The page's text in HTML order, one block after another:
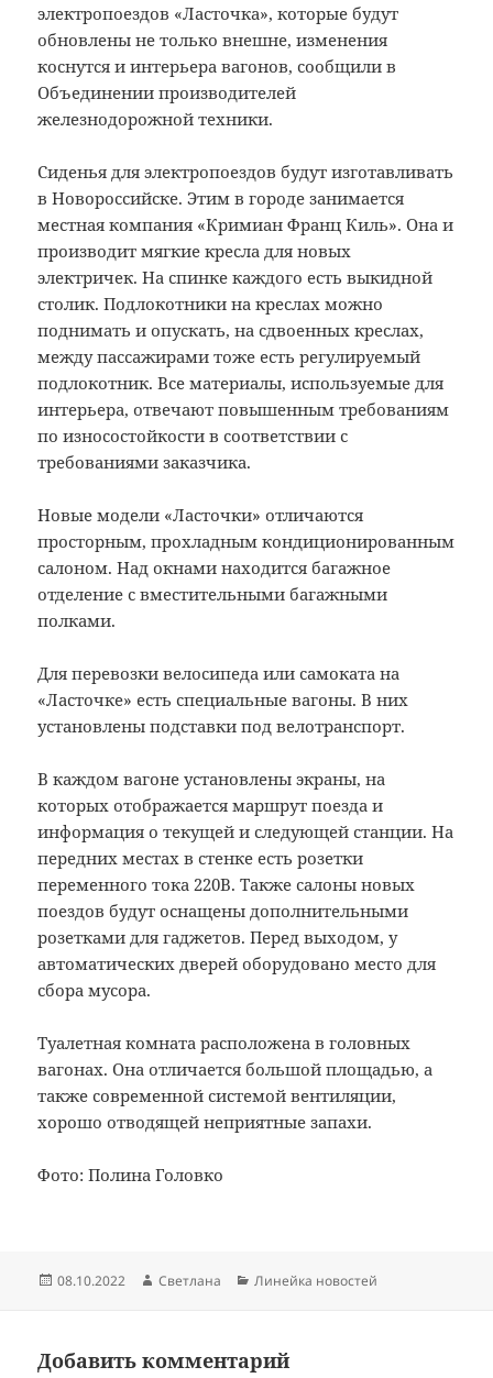
электропоездов «Ласточка», которые будут
обновлены не только внешне, изменения
коснутся и интерьера вагонов, сообщили в
Объединении производителей
железнодорожной техники.
Сиденья для электропоездов будут изготавливать
в Новороссийске. Этим в городе занимается
местная компания «Кримиан Франц Киль». Она и
производит мягкие кресла для новых
электричек. На спинке каждого есть выкидной
столик. Подлокотники на креслах можно
поднимать и опускать, на сдвоенных креслах,
между пассажирами тоже есть регулируемый
подлокотник. Все материалы, используемые для
интерьера, отвечают повышенным требованиям
по износостойкости в соответствии с
требованиями заказчика.
Новые модели «Ласточки» отличаются
просторным, прохладным кондиционированным
салоном. Над окнами находится багажное
отделение с вместительными багажными
полками.
Для перевозки велосипеда или самоката на
«Ласточке» есть специальные вагоны. В них
установлены подставки под велотранспорт.
В каждом вагоне установлены экраны, на
которых отображается маршрут поезда и
информация о текущей и следующей станции. На
передних местах в стенке есть розетки
переменного тока 220В. Также салоны новых
поездов будут оснащены дополнительными
розетками для гаджетов. Перед выходом, у
автоматических дверей оборудовано место для
сбора мусора.
Туалетная комната расположена в головных
вагонах. Она отличается большой площадью, а
также современной системой вентиляции,
хорошо отводящей неприятные запахи.
Фото: Полина Головко
Опубликовано
08.10.2022 Автор
Светлана Рубрики
Линейка новостей
Добавить комментарий